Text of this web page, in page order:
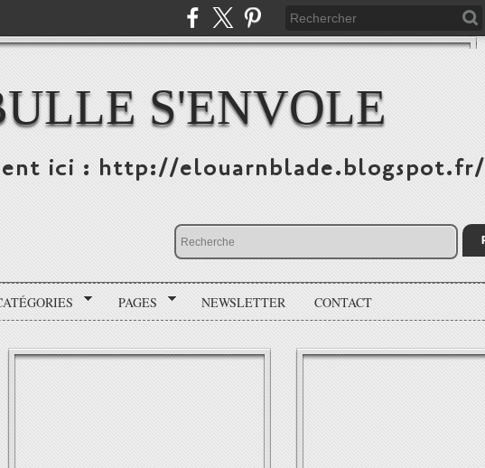
S'ENVOLE
ici : http://elouarnblade.blogspot.fr/
PAGES NEWSLETTER CONTACT